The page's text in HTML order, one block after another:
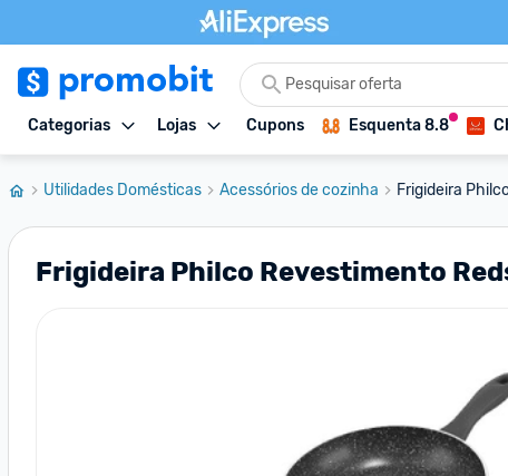
Categorias Lojas Cupons Esquenta 8.8
Utilidades Domésticas Acessórios de cozinha Frigideira
Frigideira Philco Revestimento